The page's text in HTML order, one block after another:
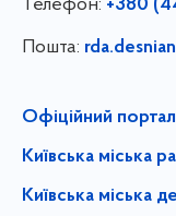
Телефон: +380
Пошта:
Офіційний
Київська міська
Київська міська